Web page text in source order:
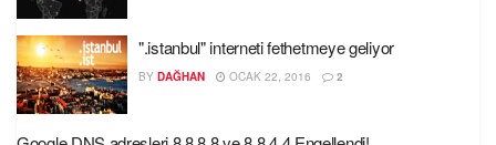
".istanbul" interneti fethetmeye geliyor
BY DAĞHAN OCAK 22, 2016 2